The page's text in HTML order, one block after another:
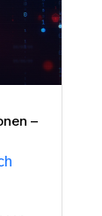
–